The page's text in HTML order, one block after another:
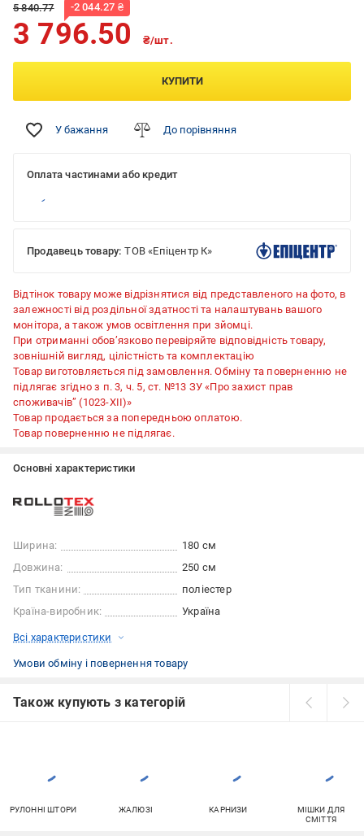
5 840.77 -2 044.27 ₴
3 796.50 ₴/шт.
КУПИТИ
У бажання До порівняння
Оплата частинами або кредит
Продавець товару: ТОВ «Епіцентр К»
Відтінок товару може відрізнятися від представленого на фото, в
залежності від роздільної здатності та налаштувань вашого
монітора, а також умов освітлення при зйомці.
При отриманні обов’язково перевіряйте відповідність товару,
зовнішній вигляд, цілістність та комплектацію
Товар виготовляється під замовлення. Обміну та поверненню не
підлягає згідно з п. 3, ч. 5, ст. №13 ЗУ «Про захист прав
споживачів” (1023-XII)»
Товар продається за попередньою оплатою.
Товар поверненню не підлягає.
Основні характеристики
Ширина:
180 см
Довжина:
250 см
Тип тканини:
поліестер
Країна-виробник:
Україна
Всі характеристики
Умови обміну і повернення товару
Також купують з категорій
РУЛОННІ ШТОРИ ЖАЛЮЗІ КАРНИЗИ
МІШКИ ДЛЯ
СМІТТЯ